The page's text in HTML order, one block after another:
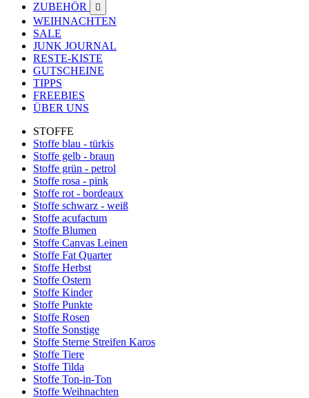
ZUBEHÖR 
WEIHNACHTEN
SALE
JUNK JOURNAL
RESTE-KISTE
GUTSCHEINE
TIPPS
FREEBIES
ÜBER UNS
STOFFE
Stoffe blau - türkis
Stoffe gelb - braun
Stoffe grün - petrol
Stoffe rosa - pink
Stoffe rot - bordeaux
Stoffe schwarz - weiß
Stoffe acufactum
Stoffe Blumen
Stoffe Canvas Leinen
Stoffe Fat Quarter
Stoffe Herbst
Stoffe Ostern
Stoffe Kinder
Stoffe Punkte
Stoffe Rosen
Stoffe Sonstige
Stoffe Sterne Streifen Karos
Stoffe Tiere
Stoffe Tilda
Stoffe Ton-in-Ton
Stoffe Weihnachten